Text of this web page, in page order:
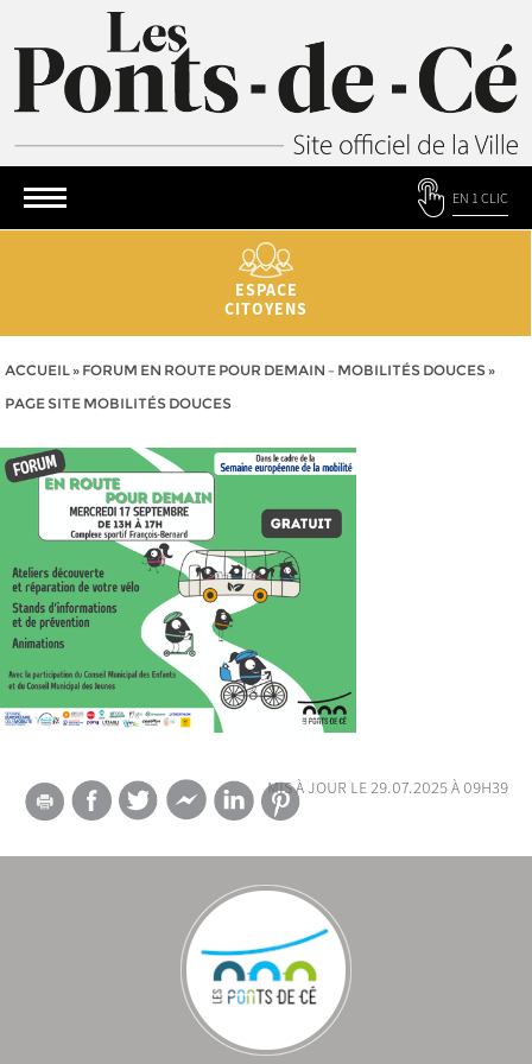
EN 1 CLIC
ESPACE
CITOYENS
ACCUEIL» FORUM EN ROUTE POUR DEMAIN – MOBILITÉS DOUCES»
PAGE SITE MOBILITÉS DOUCES
mis à jour le 29.07.2025 à 09h39